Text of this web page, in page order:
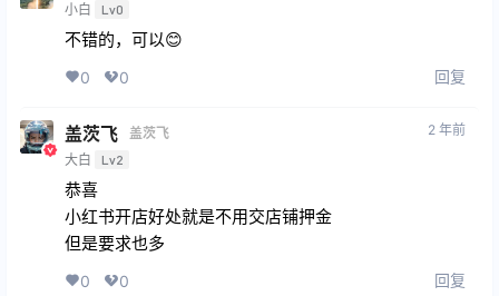
小白 Lv0
不错的，可以😊
0 0 回复
盖茨飞
盖茨飞
大白
Lv2
2 年前
恭喜
小红书开店好处就是不用交店铺押金
但是要求也多
0 0 回复